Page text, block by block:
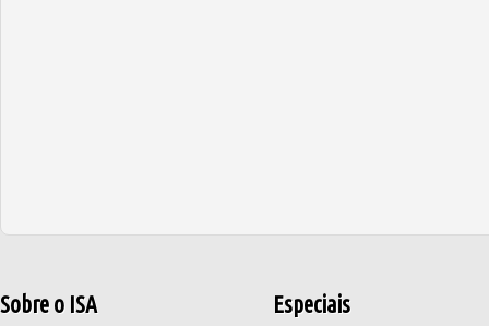
Sobre o ISA Especiais